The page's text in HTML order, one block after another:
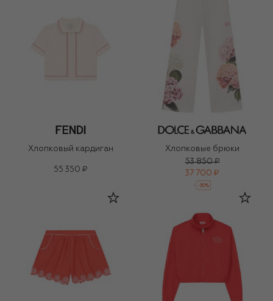
Хлопковый кардиган
55 350 ₽
Хлопковые брюки
53 850 ₽
37 700 ₽
-30%